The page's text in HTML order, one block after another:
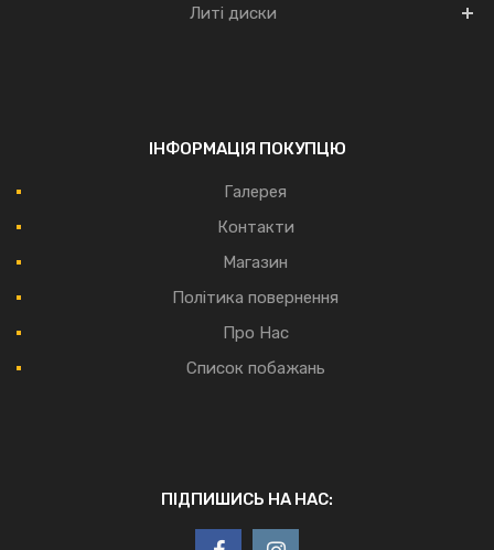
Литі диски
ІНФОРМАЦІЯ ПОКУПЦЮ
Галерея
Контакти
Магазин
Політика повернення
Про Нас
Список побажань
ПІДПИШИСЬ НА НАС: